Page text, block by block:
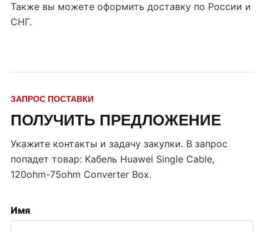
Также вы можете оформить доставку по России и
СНГ.
ЗАПРОС ПОСТАВКИ
ПОЛУЧИТЬ ПРЕДЛОЖЕНИЕ
Укажите контакты и задачу закупки. В запрос
попадет товар: Кабель Huawei Single Cable,
120ohm-75ohm Converter Box.
Имя